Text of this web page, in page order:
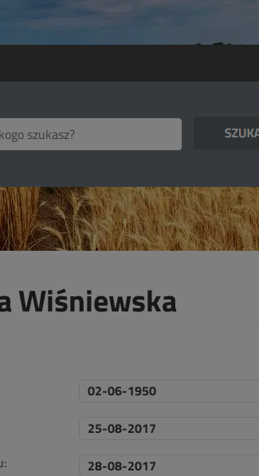
Wiśniewska
02-06-1950
25-08-2017
28-08-2017